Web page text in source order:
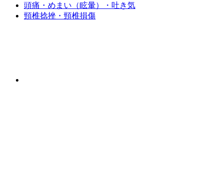
頭痛・めまい（眩暈）・吐き気
頸椎捻挫・頸椎損傷